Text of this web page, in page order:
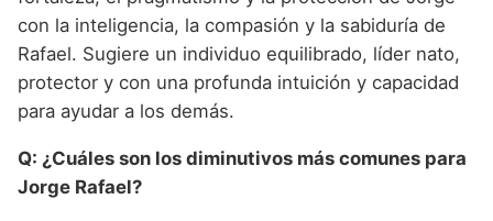
con la inteligencia, la compasión y la sabiduría de
Rafael. Sugiere un individuo equilibrado, líder nato,
protector y con una profunda intuición y capacidad
para ayudar a los demás.
Q: ¿Cuáles son los diminutivos más comunes para
Jorge Rafael?